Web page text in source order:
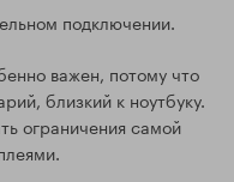
подключении.
важен, потому что
близкий к ноутбуку.
ограничения самой